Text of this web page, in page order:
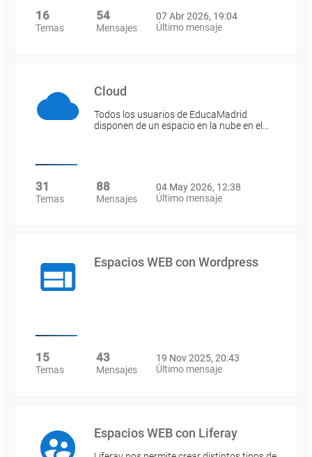
16
Temas
54
Mensajes
07 Abr 2026, 19:04
Último mensaje
Cloud
Todos los usuarios de EducaMadrid
disponen de un espacio en la nube en el…
31
Temas
88
Mensajes
04 May 2026, 12:38
Último mensaje
Espacios WEB con Wordpress
15
Temas
43
Mensajes
19 Nov 2025, 20:43
Último mensaje
Espacios WEB con Liferay